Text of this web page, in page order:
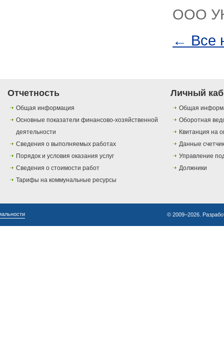
ООО
← Все
Отчетность
Общая информация
Основные показатели финансово-хозяйственной
деятельности
Сведения о выполняемых работах
Порядок и условия оказания услуг
Сведения о стоимости работ
Тарифы на коммунальные ресурсы
Личный
Общая
Оборотная
Квитанция на
Данные
Управление
Должники
© 2009–2026.